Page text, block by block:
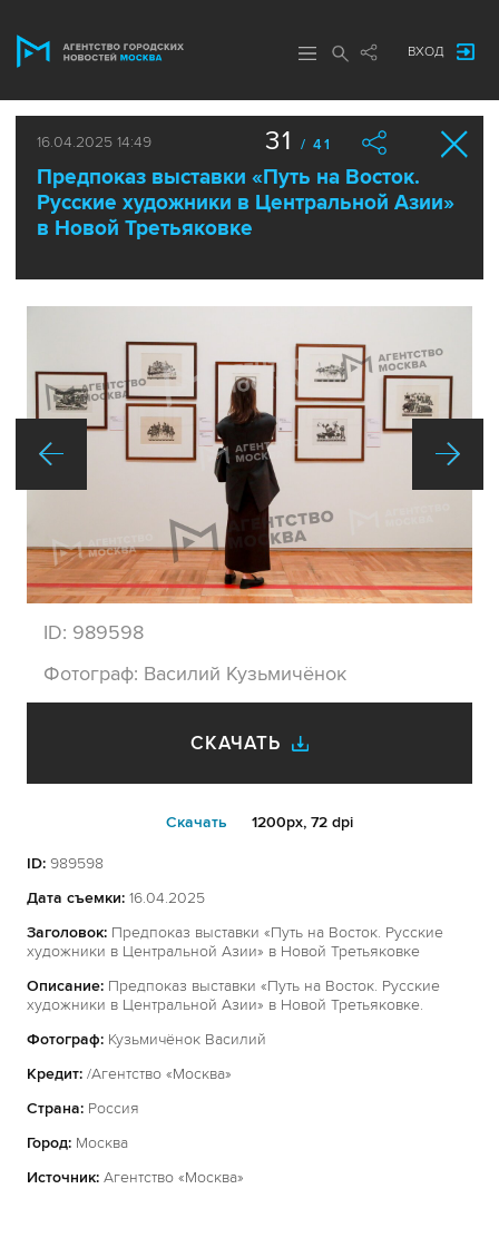
ВХОД
16.04.2025 14:49
Предпоказ выставки «Путь на Восток.
Русские художники в Центральной Азии»
в Новой Третьяковке
31 / 41
ID: 989598
Фотограф: Василий Кузьмичёнок
СКАЧАТЬ
Cкачать 1200px, 72 dpi
ID: 989598
Дата съемки: 16.04.2025
Заголовок: Предпоказ выставки «Путь на Восток. Русские
художники в Центральной Азии» в Новой Третьяковке
Описание: Предпоказ выставки «Путь на Восток. Русские
художники в Центральной Азии» в Новой Третьяковке.
Фотограф: Кузьмичёнок Василий
Кредит: /Агентство «Москва»
Страна: Россия
Город: Москва
Источник: Агентство «Москва»